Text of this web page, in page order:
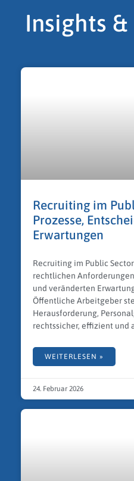
Insights
Recruiting im
Prozesse,
Erwartungen
Recruiting im Public
rechtlichen
und veränderten
Öffentliche Arbeitgeber
Herausforderung,
rechtssicher, effizient und
WEITERLESEN »
24. Februar 2026